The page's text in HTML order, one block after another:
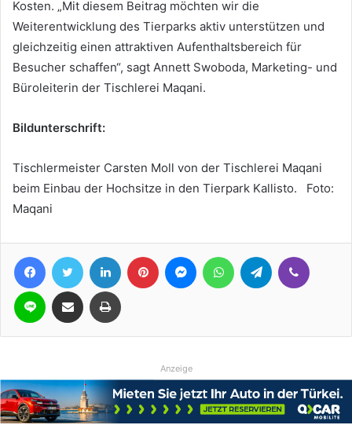
Kosten. „Mit diesem Beitrag möchten wir die
Weiterentwicklung des Tierparks aktiv unterstützen und
gleichzeitig einen attraktiven Aufenthaltsbereich für
Besucher schaffen“, sagt Annett Swoboda, Marketing- und
Büroleiterin der Tischlerei Maqani.
Bildunterschrift:
Tischlermeister Carsten Moll von der Tischlerei Maqani
beim Einbau der Hochsitze in den Tierpark Kallisto. Foto:
Maqani
FacebookTwitter LinkedIn Pinterest MessengerWhatsAppTelegram
Line Teile per E-Mail Drucken
Anzeige